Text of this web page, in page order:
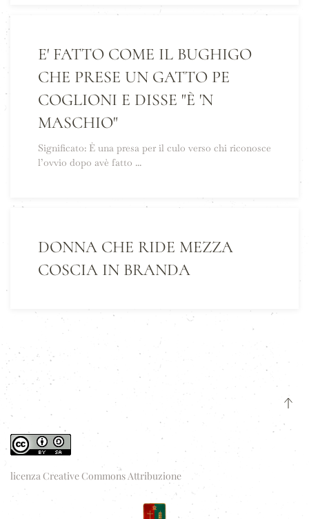
E' FATTO COME IL BUGHIGO
CHE PRESE UN GATTO PE
COGLIONI E DISSE "È 'N
MASCHIO"
Significato: È una presa per il culo verso chi riconosce
l’ovvio dopo avè fatto ...
DONNA CHE RIDE MEZZA
COSCIA IN BRANDA
licenza Creative Commons Attribuzione